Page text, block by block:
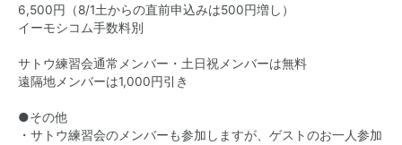
6,500円（8/1土からの直前申込みは500円増し）
イーモシコム手数料別
サトウ練習会通常メンバー・土日祝メンバーは無料
遠隔地メンバーは1,000円引き
●その他
・サトウ練習会のメンバーも参加しますが、ゲストのお一人参加